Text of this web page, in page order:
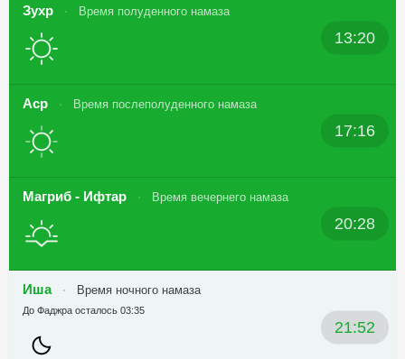
Зухр Время полуденного намаза
13:20
Аср Время послеполуденного намаза
17:16
Магриб - Ифтар Время вечернего намаза
20:28
Иша Время ночного намаза
21:52
До Фаджра осталось 03:35